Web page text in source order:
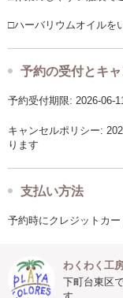
□ハーバリウムオイルを
予約の受付とキ
予約受付期限: 2026-06-
キャンセルポリシー:
ります
支払い方法
予約時にクレジットカ
わくわく工
下町台東区